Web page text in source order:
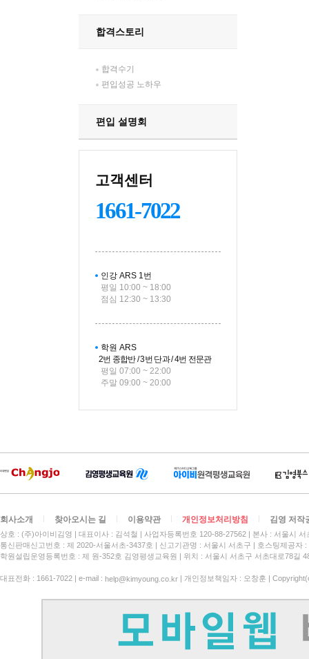
합격스토리
합격수기
편입성공 노하우
편입 설명회
고객센터
1661-7022
인강 ARS 1번
평일 10:00 ~ 18:00
점심 12:30 ~ 13:30
학원 ARS
2번 종합반 / 3번 단과 / 4번 전문관
평일 07:00 ~ 22:00
주말 09:00 ~ 20:00
회사소개 찾아오시는 길 이용약관 개인정보처리방침 김영 저작
상호 : (주)아이비김영 대표이사 : 김석철 사업자등록번호 120-88-27562
본사 : 서울시
통신판매신고번호 : 제 2020-서울서초-3437호
신고기관명 : 서울시 서초구
호스팅제공자
학원설립운영등록번호 : 제 원-352호 김영평생교육원 | 위치 : 서울시 서초구 서초대로78길
대표전화 : 1661-7022 | e-mail : help@kimyoung.co.kr | 개인정보책임자 : 오창훈 |